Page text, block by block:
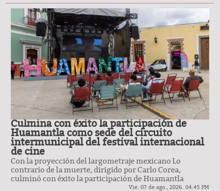
Culmina con éxito la participación de
Huamantla como sede del circuito
intermunicipal del festival internacional
de cine
Con la proyección del largometraje mexicano Lo
contrario de la muerte, dirigido por Carlo Corea,
culminó con éxito la participación de Huamantla
Vie. 07 de ago., 2026. 04:45 PM